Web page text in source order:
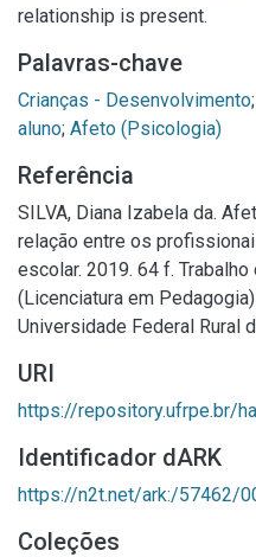
relationship is present.
Palavras-chave
Crianças - Desenvolvimento;
aluno; Afeto (Psicologia)
Referência
SILVA, Diana Izabela da.
relação entre os
escolar. 2019. 64 f.
(Licenciatura em
Universidade Federal Rural
URI
https://repository.ufrpe.br/
Identificador dARK
https://n2t.net/ark:/57462/
Coleções